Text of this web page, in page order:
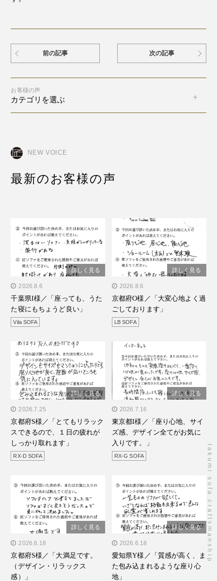
takumi sofa craftsmanship
前の記事 次の記事
お客様の声
カテゴリを選ぶ
NEW VOICE
最新のお客様の声
" alt="千葉県I様／「座って
も、うたた寝にもちょうど
良い」"/>
詳しく見る
2026.8.6
千葉県I様／「座っても、うた
た寝にもちょうど良い」
Vila SOFA
" alt="京都府O様／「大変
心地よく過ごしておりま
す」"/>
詳しく見る
2026.8.6
京都府O様／「大変心地よく過
ごしております」
LB SOFA
" alt="京都府S様／「とて
もリラックスできるので、
１日の疲れがしっかり取れ
ます」"/>
詳しく見る
2026.7.25
京都府S様／「とてもリラック
スできるので、１日の疲れが
しっかり取れます」
RX-D SOFA
" alt="東京都I様／「座り心
地、サイズ感、デザイン全
てがお気に入りで
す。」"/>
詳しく見る
2026.7.16
東京都I様／「座り心地、サイ
ズ感、デザイン全てがお気に
入りです。」
RX-G SOFA
" alt="京都府S様／「大満
足です。（デザイン・リラ
ックス感）」"/>
詳しく見る
2026.6.18
京都府S様／「大満足です。
（デザイン・リラックス
感）」
" alt="愛知県Y様／「質感
が高く、また包み込まれる
ような座り心地」"/>
詳しく見る
2026.6.18
愛知県Y様／「質感が高く、ま
た包み込まれるような座り心
地」